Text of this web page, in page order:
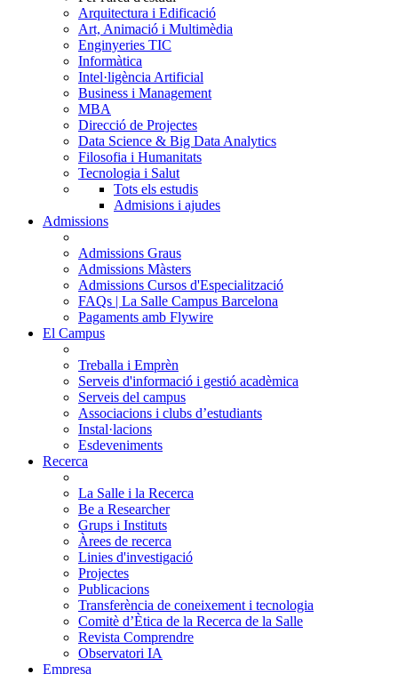
Arquitectura i Edificació
Art, Animació i Multimèdia
Enginyeries TIC
Informàtica
Intel·ligència Artificial
Business i Management
MBA
Direcció de Projectes
Data Science & Big Data Analytics
Filosofia i Humanitats
Tecnologia i Salut
Tots els estudis
Admisions i ajudes
Admissions
Admissions Graus
Admissions Màsters
Admissions Cursos d'Especialització
FAQs | La Salle Campus Barcelona
Pagaments amb Flywire
El Campus
Treballa i Emprèn
Serveis d'informació i gestió acadèmica
Serveis del campus
Associacions i clubs d’estudiants
Instal·lacions
Esdeveniments
Recerca
La Salle i la Recerca
Be a Researcher
Grups i Instituts
Àrees de recerca
Linies d'investigació
Projectes
Publicacions
Transferència de coneixement i tecnologia
Comitè d’Ètica de la Recerca de la Salle
Revista Comprendre
Observatori IA
Empresa